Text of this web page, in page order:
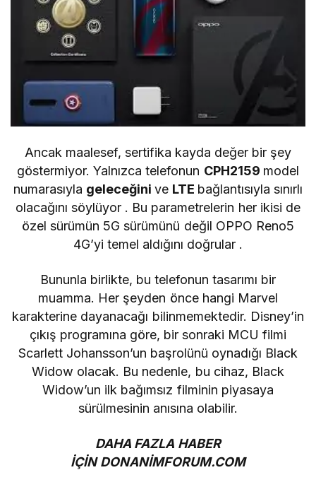
Ancak maalesef, sertifika kayda değer bir şey
göstermiyor. Yalnızca telefonun CPH2159 model
numarasıyla geleceğini ve LTE bağlantısıylasınırlı
olacağını söylüyor . Bu parametrelerin her ikisi de
özel sürümün 5G sürümünü değil OPPO Reno5
4G’yi temel aldığını doğrular .
Bununla birlikte, bu telefonun tasarımı bir
muamma. Her şeyden önce hangi Marvel
karakterine dayanacağı bilinmemektedir. Disney’in
çıkış programına göre, bir sonraki MCU filmi
Scarlett Johansson’un başrolünü oynadığı Black
Widow olacak. Bu nedenle, bu cihaz, Black
Widow’un ilk bağımsız filminin piyasaya
sürülmesinin anısına olabilir.
DAHA FAZLA HABER
İÇİNDONANİMFORUM.COM